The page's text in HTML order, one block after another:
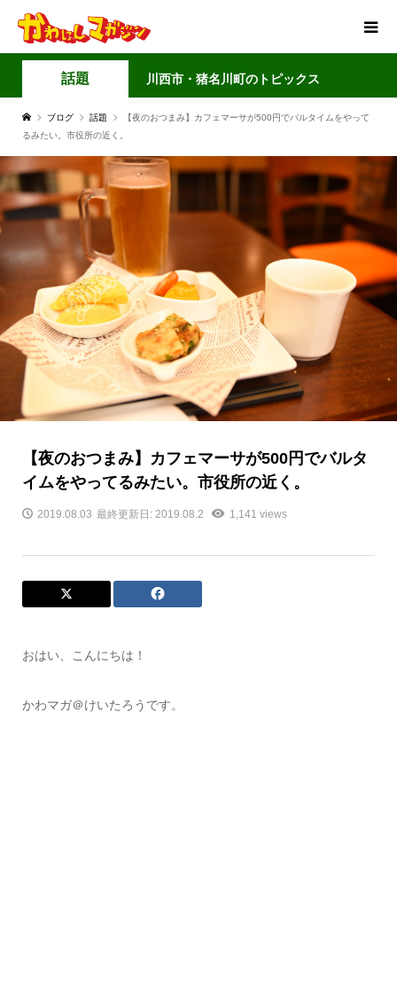
話題 川西市・猪名川町のトピックス
ブログ 話題
【夜のおつまみ】カフェマーサが500円でバルタイムをやって
るみたい。市役所の近く。
【夜のおつまみ】カフェマーサが500円でバルタ
イムをやってるみたい。市役所の近く。
2019.08.03 最終更新日: 2019.08.2 1,141 views
おはい、こんにちは！
かわマガ＠けいたろうです。